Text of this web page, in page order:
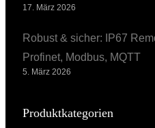
17. März 2026
Robust & sicher: IP67
Profinet, Modbus, MQTT
5. März 2026
Produktkategorien